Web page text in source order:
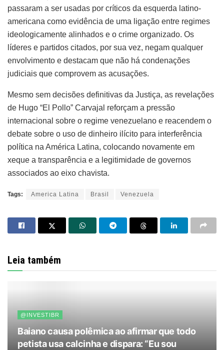
passaram a ser usadas por críticos da esquerda latino-
americana como evidência de uma ligação entre regimes
ideologicamente alinhados e o crime organizado. Os
líderes e partidos citados, por sua vez, negam qualquer
envolvimento e destacam que não há condenações
judiciais que comprovem as acusações.
Mesmo sem decisões definitivas da Justiça, as revelações
de Hugo “El Pollo” Carvajal reforçam a pressão
internacional sobre o regime venezuelano e reacendem o
debate sobre o uso de dinheiro ilícito para interferência
política na América Latina, colocando novamente em
xeque a transparência e a legitimidade de governos
associados ao eixo chavista.
Tags: America Latina Brasil Venezuela
Leia também
@INVESTIBR
Baiano causa polêmica ao afirmar que todo
petista usa calcinha e dispara: “Eu sou